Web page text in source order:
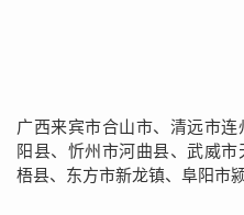
广西来宾市合山市、清远市
阳县、忻州市河曲县、武威
梧县、东方市新龙镇、阜阳市